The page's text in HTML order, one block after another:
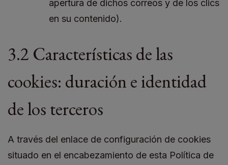
apertura de dichos correos y de los clics
en su contenido).
3.2 Características de las
cookies: duración e identidad
de los terceros
A través del enlace de configuración de cookies
situado en el encabezamiento de esta Política de